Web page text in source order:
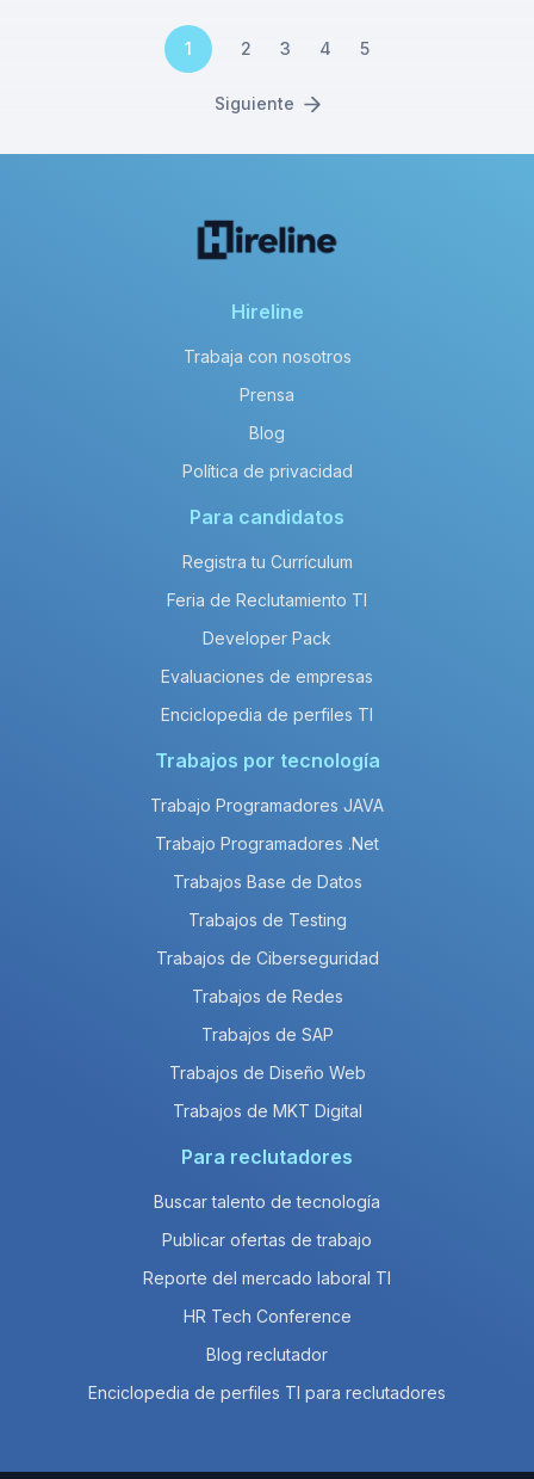
1 2 3 4 5
Siguiente
Hireline
Trabaja con nosotros
Prensa
Blog
Política de privacidad
Para candidatos
Registra tu Currículum
Feria de Reclutamiento TI
Developer Pack
Evaluaciones de empresas
Enciclopedia de perfiles TI
Trabajos por tecnología
Trabajo Programadores JAVA
Trabajo Programadores .Net
Trabajos Base de Datos
Trabajos de Testing
Trabajos de Ciberseguridad
Trabajos de Redes
Trabajos de SAP
Trabajos de Diseño Web
Trabajos de MKT Digital
Para reclutadores
Buscar talento de tecnología
Publicar ofertas de trabajo
Reporte del mercado laboral TI
HR Tech Conference
Blog reclutador
Enciclopedia de perfiles TI para reclutadores